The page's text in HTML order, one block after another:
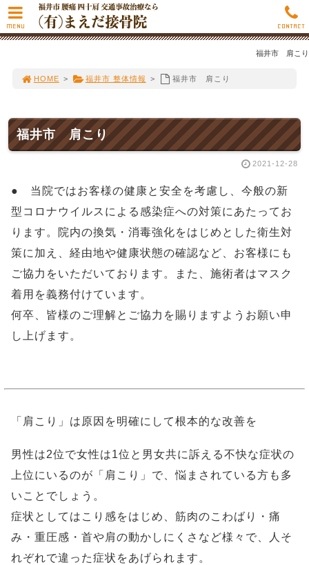
福井市 肩こり
HOME > 福井市 整体情報 > 福井市 肩こり
福井市 肩こり
2021-12-28
● 当院ではお客様の健康と安全を考慮し、今般の新
型コロナウイルスによる感染症への対策にあたってお
ります。院内の換気・消毒強化をはじめとした衛生対
策に加え、経由地や健康状態の確認など、お客様にも
ご協力をいただいております。また、施術者はマスク
着用を義務付けています。
何卒、皆様のご理解とご協力を賜りますようお願い申
し上げます。
「肩こり」は原因を明確にして根本的な改善を
男性は2位で女性は1位と男女共に訴える不快な症状の
上位にいるのが「肩こり」で、悩まされている方も多
いことでしょう。
症状としてはこり感をはじめ、筋肉のこわばり・痛
み・重圧感・首や肩の動かしにくさなど様々で、人そ
れぞれで違った症状をあげられます。
MENU CONTACT